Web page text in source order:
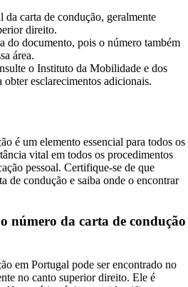
carta de condução, geralmente
direito.
do documento, pois o número também
área.
o Instituto da Mobilidade e dos
esclarecimentos adicionais.
é um elemento essencial para todos os
vital em todos os procedimentos
pessoal. Certifique-se de que
de condução e saiba onde o encontrar
número da carta de condução
em Portugal pode ser encontrado no
no canto superior direito. Ele é